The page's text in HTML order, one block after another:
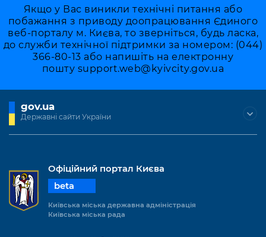
Якщо у Вас виникли технічні питання або
побажання з приводу доопрацювання Єдиного
веб-порталу м. Києва, то зверніться, будь ласка,
до служби технічної підтримки за номером: (044)
366-80-13 або напишіть на електронну
пошту support.web@kyivcity.gov.ua
gov.ua
Державні сайти України
Офіційний портал Києва
beta
Київська міська державна адміністрація
Київська міська рада